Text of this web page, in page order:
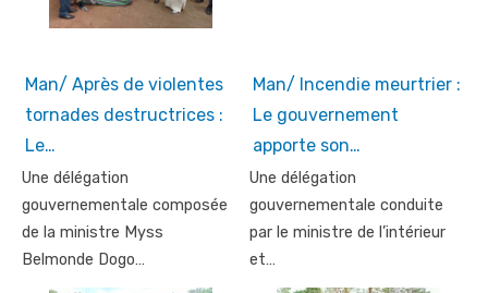
Man/ Après de violentes
tornades destructrices :
Le…
Une délégation
gouvernementale composée
de la ministre Myss
Belmonde Dogo…
Man/ Incendie meurtrier :
Le gouvernement
apporte son…
Une délégation
gouvernementale conduite
par le ministre de l’intérieur
et…